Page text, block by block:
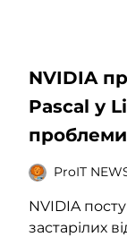
NVIDIA
Pascal у
ProIT
NVIDIA
застарілих